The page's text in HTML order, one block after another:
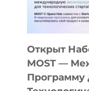
ДАЛ
30
Открыт
MOST —
Программу